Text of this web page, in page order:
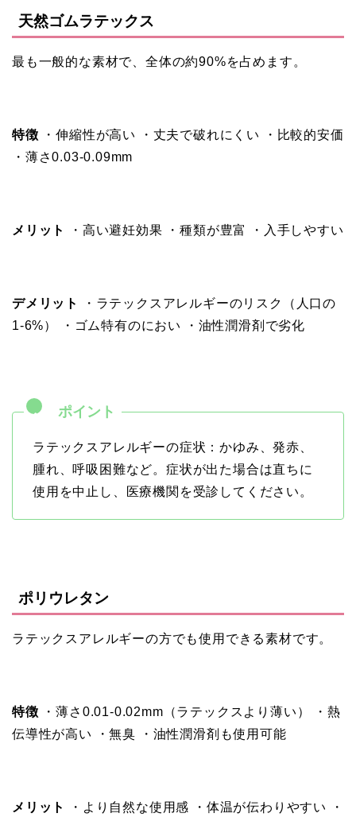
天然ゴムラテックス
最も一般的な素材で、全体の約90%を占めます。
特徴 ・伸縮性が高い ・丈夫で破れにくい ・比較的安価
・薄さ0.03-0.09mm
メリット ・高い避妊効果 ・種類が豊富 ・入手しやすい
デメリット
・ラテックスアレルギーのリスク（人口の
1-6%） ・ゴム特有のにおい ・油性潤滑剤で劣化
ラテックスアレルギーの症状：かゆみ、発赤、
腫れ、呼吸困難など。症状が出た場合は直ちに
使用を中止し、医療機関を受診してください。
ポリウレタン
ラテックスアレルギーの方でも使用できる素材です。
特徴 ・薄さ0.01-0.02mm（ラテックスより薄い） ・熱
伝導性が高い ・無臭 ・油性潤滑剤も使用可能
メリット
・より自然な使用感 ・体温が伝わりやすい ・